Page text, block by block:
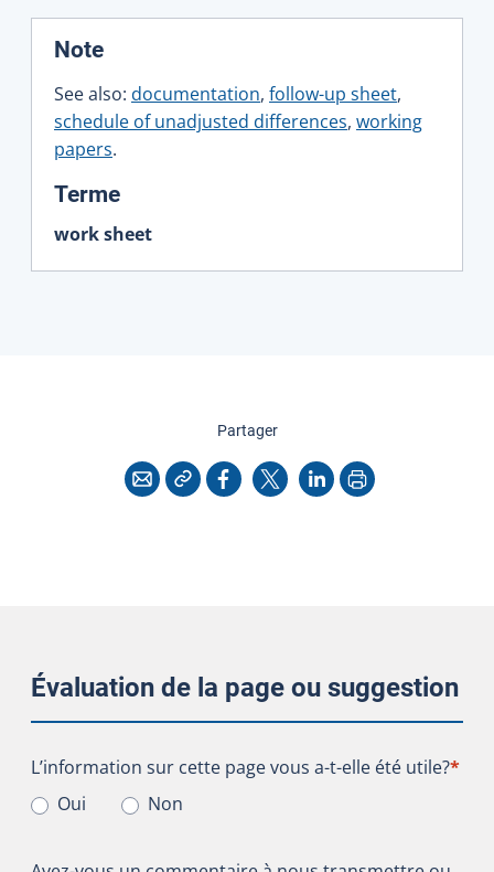
Note:
See also: documentation, follow-up sheet,
schedule of unadjusted differences, working
papers.
Terme:
work sheet
Partagercette page
CourrielCopier l'adresse
Facebook
X LinkedInImprimer
Évaluation de la page ou suggestion
L’information sur cette page vous a-t-elle été utile?
L’information sur cette page vous a-t-elle été utile?*
Oui
Non